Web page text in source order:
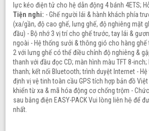
lực kéo điện tử cho hệ dẫn động 4 bánh 4ETS;
Tiện nghi: - Ghế người lái & hành khách phía
(xa/gần, độ cao ghế, lưng ghế, độ nghiêng mặt
đầu) - Bộ nhớ 3 vị trí cho ghế trước, tay lái &
ngoài - Hệ thống sưởi & thông gió cho hàng
2 với lưng ghế có thể điều chỉnh độ nghiêng &
thanh với đầu đọc CD; màn hình màu TFT 8-
thanh; kết nối Bluetooth; trình duyệt Internet -
định vị vệ tinh toàn cầu GPS tích hợp bản đồ
khiển từ xa & mã hóa động cơ chống trộm -
sau bằng điện EASY-PACK Vui lòng liên hệ để
nhất.